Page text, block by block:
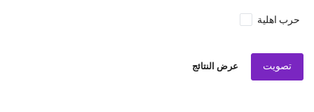
حرب اهلية
تصويت عرض النتائج